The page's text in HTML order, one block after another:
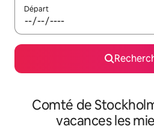
Départ
Comté de
vacances les